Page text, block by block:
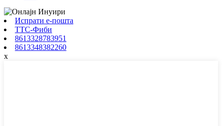
Испрати е-пошта
ТТС-Фиби
8613328783951
8613348382260
x